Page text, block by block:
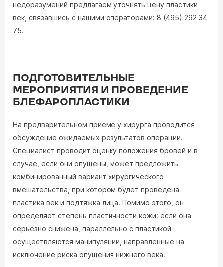
недоразумений предлагаем уточнять цену пластики
век, связавшись с нашими операторами: 8 (495) 292 34
75.
ПОДГОТОВИТЕЛЬНЫЕ
МЕРОПРИЯТИЯ И ПРОВЕДЕНИЕ
БЛЕФАРОПЛАСТИКИ
На предварительном приёме у хирурга проводится
обсуждение ожидаемых результатов операции.
Специалист проводит оценку положения бровей и в
случае, если они опущены, может предложить
комбинированный вариант хирургического
вмешательства, при котором будет проведена
пластика век и подтяжка лица. Помимо этого, он
определяет степень пластичности кожи: если она
серьёзно снижена, параллельно с пластикой
осуществляются манипуляции, направленные на
исключение риска опущения нижнего века.